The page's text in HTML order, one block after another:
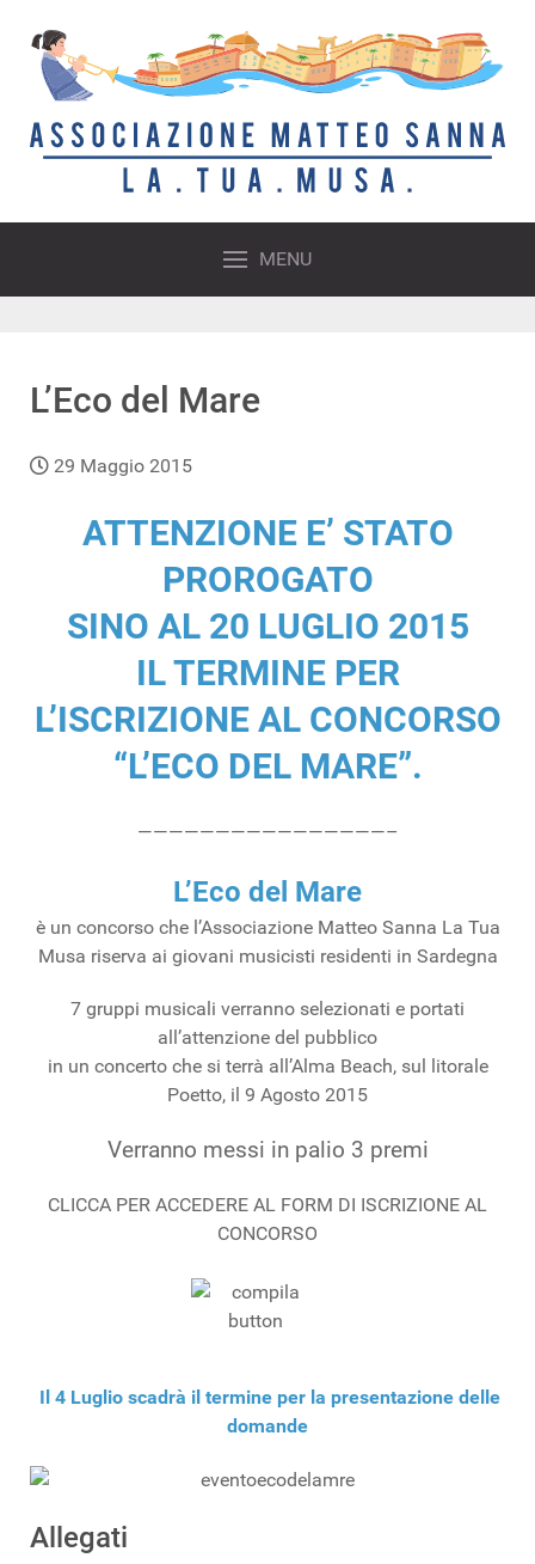
MENU
L’Eco del Mare
29 Maggio 2015
ATTENZIONE E’ STATO
PROROGATO
SINO AL 20 LUGLIO 2015
IL TERMINE PER
L’ISCRIZIONE AL CONCORSO
“L’ECO DEL MARE”.
————————————————–
L’Eco del Mare
è un concorso che l’Associazione Matteo Sanna La Tua
Musa riserva ai giovani musicisti residenti in Sardegna
7 gruppi musicali verranno selezionati e portati
all’attenzione del pubblico
in un concerto che si terrà all’Alma Beach, sul litorale
Poetto, il 9 Agosto 2015
Verranno messi in palio 3 premi
CLICCA PER ACCEDERE AL FORM DI ISCRIZIONE AL
CONCORSO
Il 4 Luglio scadrà il termine per la presentazione delle
domande
Allegati